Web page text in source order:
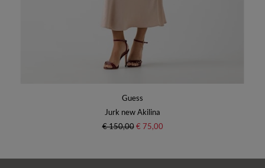
Guess
Jurk new Akilina
€ 150,00 € 75,00